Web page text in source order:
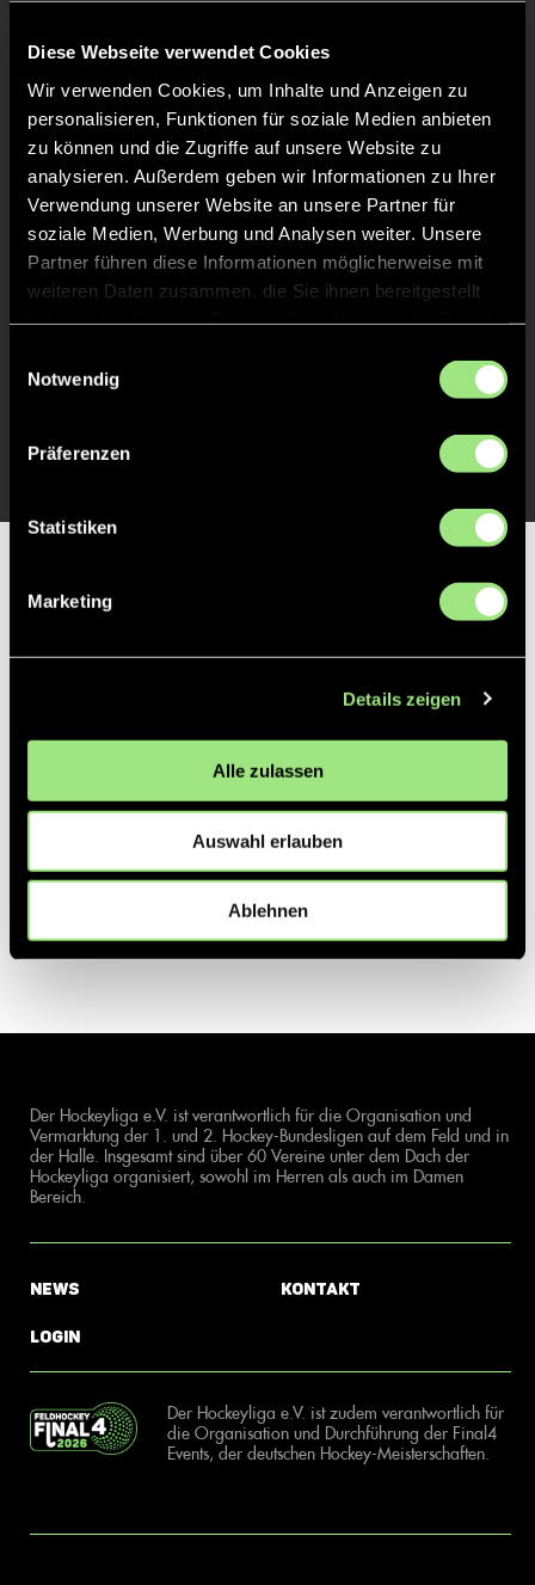
Diese Webseite verwendet Cookies
Wir verwenden Cookies, um Inhalte und Anzeigen zu
personalisieren, Funktionen für soziale Medien anbieten
zu können und die Zugriffe auf unsere Website zu
analysieren. Außerdem geben wir Informationen zu Ihrer
Verwendung unserer Website an unsere Partner für
soziale Medien, Werbung und Analysen weiter. Unsere
Partner führen diese Informationen möglicherweise mit
weiteren Daten zusammen, die Sie ihnen bereitgestellt
Notwendig
Präferenzen
Statistiken
Marketing
Details zeigen
Alle zulassen
Auswahl erlauben
Ablehnen
Keine Daten verfügbar.
Der Hockeyliga e.V. ist verantwortlich für die Organisation und
Vermarktung der 1. und 2. Hockey-Bundesligen auf dem Feld und in
der Halle. Insgesamt sind über 60 Vereine unter dem Dach der
Hockeyliga organisiert, sowohl im Herren als auch im Damen
Bereich.
News
Login
Kontakt
Der Hockeyliga e.V. ist zudem verantwortlich für
die Organisation und Durchführung der Final4
Events, der deutschen Hockey-Meisterschaften.